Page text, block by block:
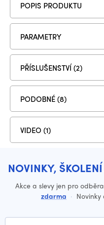
POPIS PRODUKTU
PARAMETRY
PŘÍSLUŠENSTVÍ (2)
PODOBNÉ (8)
VIDEO (1)
NOVINKY,
Akce a slevy jen pro
zdarma ·